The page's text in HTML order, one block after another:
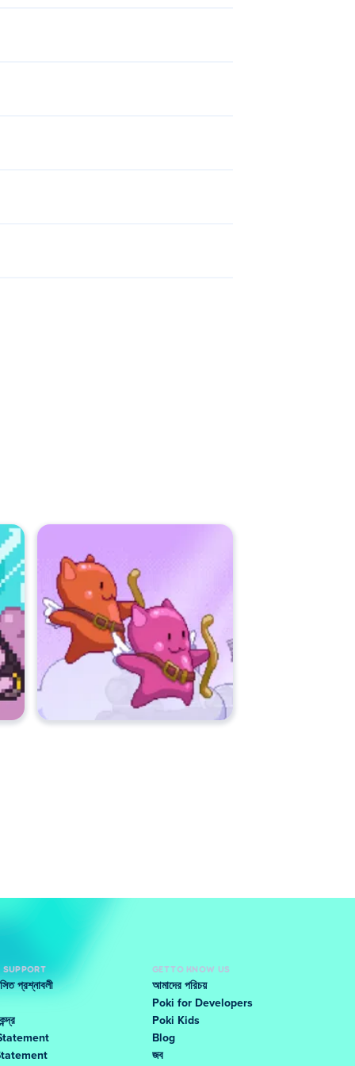
SUPPORT
প্রশ্নাবলী
GET TO KNOW US
আমাদের পরিচয়
Poki for Developers
Poki Kids
Blog
জব